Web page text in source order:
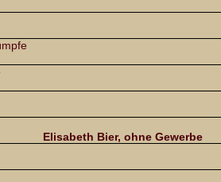
Elisabeth Bier, ohne Gewerbe